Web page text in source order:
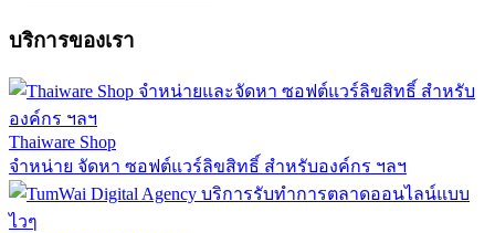
บริการของเรา
Thaiware Shop
จำหน่าย จัดหา ซอฟต์แวร์ลิขสิทธิ์ สำหรับองค์กร ฯลฯ